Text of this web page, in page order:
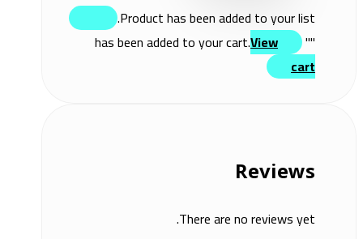
Product has been added to your list.
"
" has been added to your cart.
View
cart
Reviews
There are no reviews yet.